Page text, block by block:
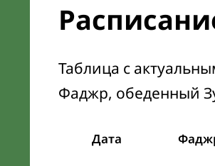
Таблица с
Фаджр, обеденный
Дата